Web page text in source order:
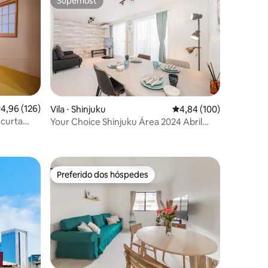
de uma avaliação média de 5, 126 avaliações
4,96 (126)
curta
Superhost
Vila ⋅ Shinjuku 4,84 de uma avaliação
4,84 (100)
Your Choice Shinjuku Área 2024 Abril
hóspedes Preferido dos hóspedes
Preferido dos hóspedes